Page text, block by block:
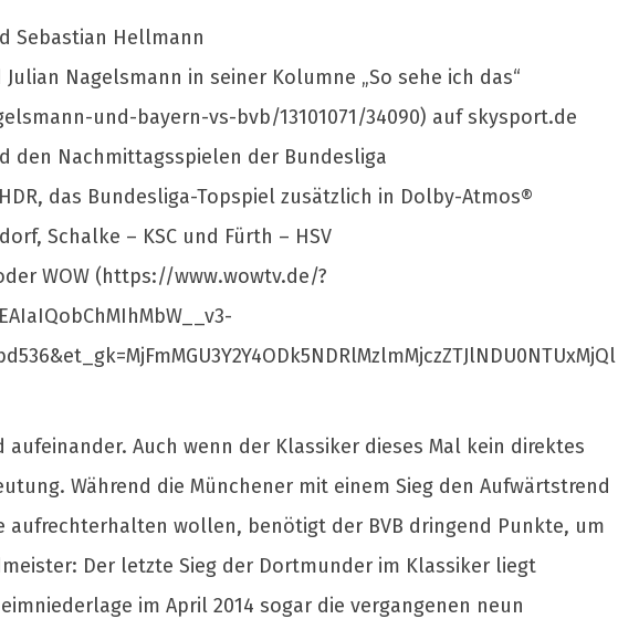
Sebastian Hellmann
Nagelsmann in seiner Kolumne „So sehe ich das“
und-bayern-vs-bvb/13101071/34090) auf skysport.de
den Nachmittagsspielen der Bundesliga
das Bundesliga-Topspiel zusätzlich in Dolby-Atmos®
Schalke – KSC und Fürth – HSV
WOW (https://www.wowtv.de/?
Auch wenn der Klassiker dieses Mal kein direktes
Während die Münchener mit einem Sieg den Aufwärtstrend
aufrechterhalten wollen, benötigt der BVB dringend Punkte, um
Der letzte Sieg der Dortmunder im Klassiker liegt
im April 2014 sogar die vergangenen neun